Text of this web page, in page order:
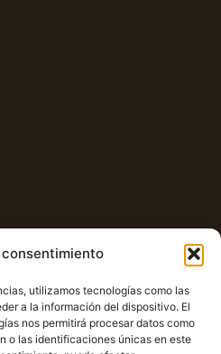
utilizamos tecnologías como las
a la información del dispositivo. El
nos permitirá procesar datos como
o las identificaciones únicas en este